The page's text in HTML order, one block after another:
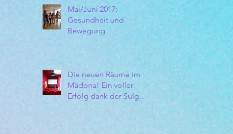
Mai/Juni 2017:
Gesundheit und
Bewegung
Die neuen Räume im
Mädona! Ein voller
Erfolg dank der Sulger